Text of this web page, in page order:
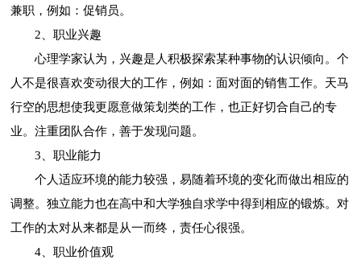
兼职，例如：促销员。
2、职业兴趣
心理学家认为，兴趣是人积极探索某种事物的认识倾向。个
人不是很喜欢变动很大的工作，例如：面对面的销售工作。天马
行空的思想使我更愿意做策划类的工作，也正好切合自己的专
业。注重团队合作，善于发现问题。
3、职业能力
个人适应环境的能力较强，易随着环境的变化而做出相应的
调整。独立能力也在高中和大学独自求学中得到相应的锻炼。对
工作的太对从来都是从一而终，责任心很强。
4、职业价值观